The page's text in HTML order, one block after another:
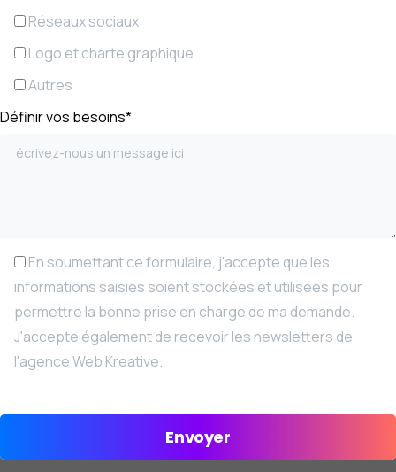
Réseaux sociaux
Logo et charte graphique
Autres
Définir vos besoins*
En soumettant ce formulaire, j'accepte que les
informations saisies soient stockées et utilisées pour
permettre la bonne prise en charge de ma demande.
J'accepte également de recevoir les newsletters de
l'agence Web Kreative.